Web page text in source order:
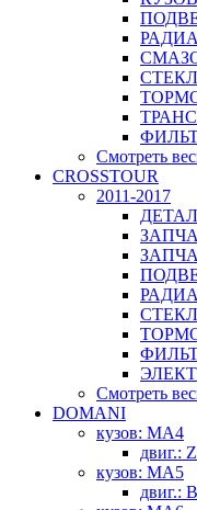
Смотреть
CROSSTOUR
2011-2017
Смотреть
DOMANI
кузов: MA4
двиг.:
кузов: MA5
двиг.: